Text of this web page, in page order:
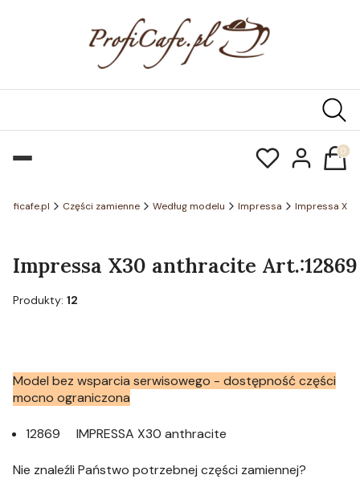
Części zamienne Według modelu Impressa Impressa X
Impressa X30 anthracite Art.:12869
Produkty: 12
Model bez wsparcia serwisowego - dostępność części
mocno ograniczona
12869 IMPRESSA X30 anthracite
Nie znaleźli Państwo potrzebnej części zamiennej?